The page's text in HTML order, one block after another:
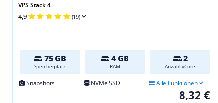
VPS Stack 4
4,9 (19)
75 GB
Speicherplatz
4 GB
RAM
2
Anzahl vCore
Snapshots NVMe SSD Alle Funktionen
8,32 €